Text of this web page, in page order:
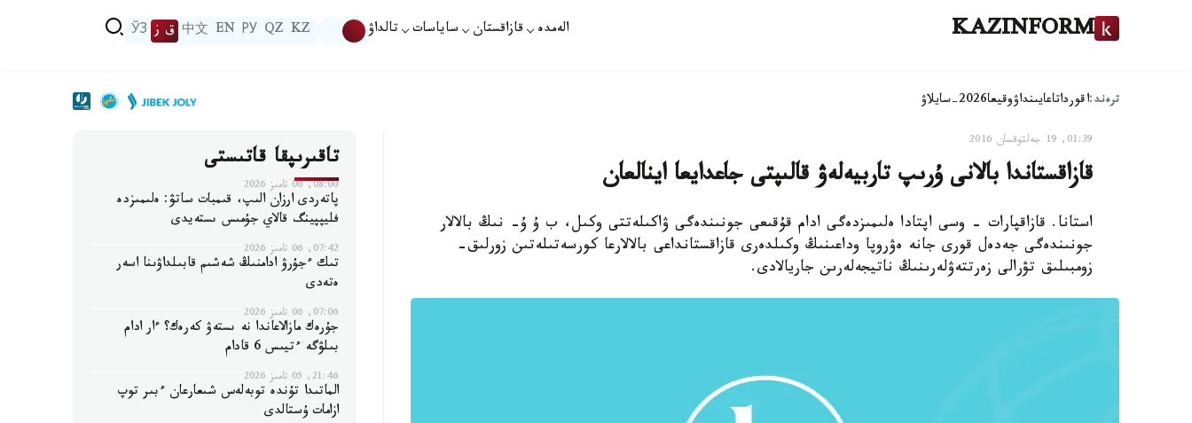
KAZINFORM الەمدە قازاقستان ساياسات تالداۋ KZ
QZ
РУ
EN
中文 ق ز ЎЗ
ترەند:اقورداتاعايىنداۋوقيعا2026-سايلاۋ
01:39, 19 جەلتوقسان 2016
قازاقستاندا بالانى ۇرىپ تاربيەلەۋ قالىپتى جاعدايعا اينالعان
استانا. قازاقپارات - وسى اپتادا ەلىمىزدەگى ادام قۇقىعى جونىندەگى ۋاكىلەتتى وكىل، ب ۇ ۇ- نىڭ بالالار
جونىندەگى جەدەل قورى جانە ەۋروپا وداعىنىڭ وكىلدەرى قازاقستانداعى بالالارعا كورسەتىلەتىن زورلىق-
زومبىلىق تۋرالى زەرتتەۋلەرىنىڭ ناتيجەلەرىن جاريالادى.
تاقىرىپقا قاتىستى
08:00, 06 تامىز 2026
پاتەردى ارزان الىپ، قىمبات ساتۋ: ەلىمىزدە
فليپپينگ قالاي جۇمىس ىستەيدى
07:42, 06 تامىز 2026
تىك ءجۇرۋ ادامنىڭ شەشىم قابىلداۋىنا اسەر
ەتەدى
07:06, 06 تامىز 2026
جۇرەك مازالاعاندا نە ىستەۋ كەرەك؟ ءار ادام
بىلۋگە ءتيىس 6 قادام
21:46, 05 تامىز 2026
الماتىدا تۇندە توبەلەس شىعارعان ءبىر توپ
ازامات ۇستالدى